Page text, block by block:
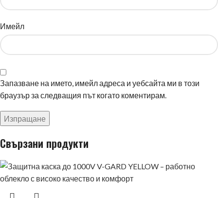
Имейл
Запазване на името, имейл адреса и уебсайта ми в този
браузър за следващия път когато коментирам.
Свързани продукти